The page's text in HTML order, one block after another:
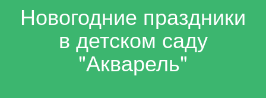
Новогодние праздники
в детском саду
"Акварель"